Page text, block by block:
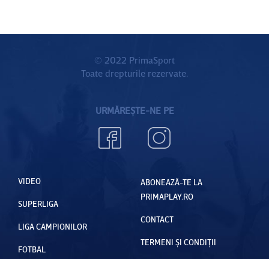
© 2022 PrimaSport
Toate drepturile rezervate.
URMĂREȘTE-NE PE
VIDEO
SUPERLIGA
LIGA CAMPIONILOR
FOTBAL
ABONEAZĂ-TE LA
PRIMAPLAY.RO
CONTACT
TERMENI ȘI CONDIȚII